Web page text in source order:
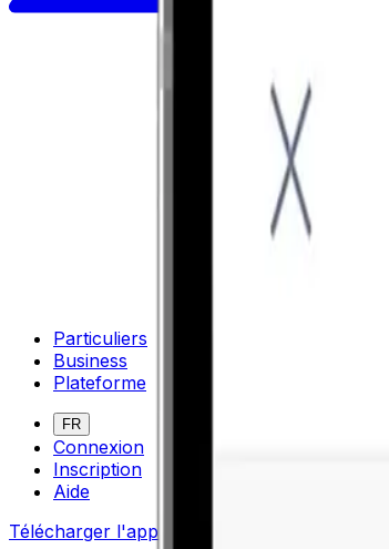
Particuliers
Business
Plateforme
FR
Connexion
Inscription
Aide
Télécharger l'application